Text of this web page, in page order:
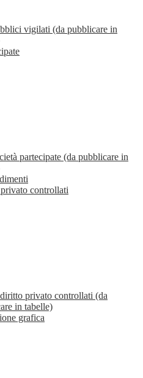
vigilati (da pubblicare in
partecipate (da pubblicare in
controllati
privato controllati (da
in tabelle)
grafica